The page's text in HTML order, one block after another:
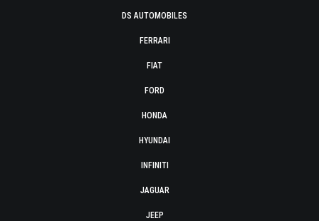
DS AUTOMOBILES
FERRARI
FIAT
FORD
HONDA
HYUNDAI
INFINITI
JAGUAR
JEEP